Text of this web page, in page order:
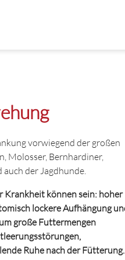
vorwiegend der großen
Molosser, Bernhardiner,
der Jagdhunde.
Krankheit können sein: hoher
lockere Aufhängung
große Futtermengen
Ruhe nach der Fütterung.